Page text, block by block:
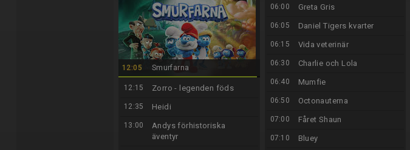
8/8
12:05 Smurfarna
12:15 Zorro - legenden föds
12:35 Heidi
13:00
Andys förhistoriska
äventyr
06:00 Greta Gris
06:05 Daniel Tigers kvarter
06:15 Vida veterinär
06:30 Charlie och Lola
06:40 Mumfie
06:50 Octonauterna
07:00 Fåret Shaun
07:10 Bluey